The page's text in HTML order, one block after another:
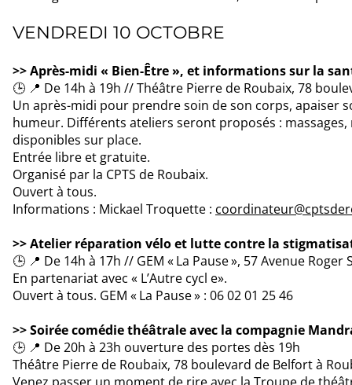
VENDREDI 10 OCTOBRE
>> Après-midi « Bien-Être », et informations sur la
🕒 📍 De 14h à 19h // Théâtre Pierre de Roubaix, 78
Un après-midi pour prendre soin de son corps, apaiser
humeur. Différents ateliers seront proposés :
disponibles sur place.
Entrée libre et gratuite.
Organisé par la CPTS de Roubaix.
Ouvert à tous.
Informations : Mickael Troquette :
>> Atelier réparation vélo et lutte contre la
🕒 📍 De 14h à 17h // GEM « La Pause », 57 Avenue
En partenariat avec « L’Autre cycl e».
Ouvert à tous. GEM « La Pause » : 06 02 01 25 46
>> Soirée comédie théâtrale avec la compagnie
🕒 📍 De 20h à 23h ouverture des portes dès 19h
Théâtre Pierre de Roubaix, 78 boulevard de Belfort à